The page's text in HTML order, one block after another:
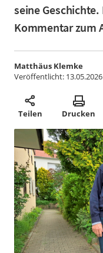
seine Geschichte.
Kommentar zum
Matthäus Klemke
Veröffentlicht:
Teilen Drucken